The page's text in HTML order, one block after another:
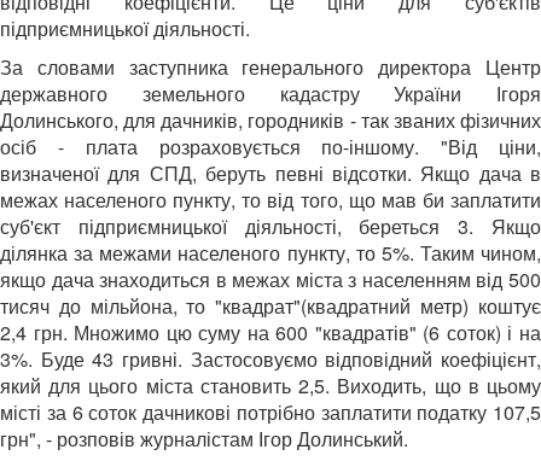
підприємницької діяльності.
За словами заступника генерального директора Центр
державного земельного кадастру України Ігоря
Долинського, для дачників, городників - так званих фізичних
осіб - плата розраховується по-іншому. "Від ціни,
визначеної для СПД, беруть певні відсотки. Якщо дача в
межах населеного пункту, то від того, що мав би заплатити
суб'єкт підприємницької діяльності, береться 3. Якщо
ділянка за межами населеного пункту, то 5%. Таким чином,
якщо дача знаходиться в межах міста з населенням від 500
тисяч до мільйона, то "квадрат"(квадратний метр) коштує
2,4 грн. Множимо цю суму на 600 "квадратів" (6 соток) і на
3%. Буде 43 гривні. Застосовуємо відповідний коефіцієнт,
який для цього міста становить 2,5. Виходить, що в цьому
місті за 6 соток дачникові потрібно заплатити податку 107,5
грн", - розповів журналістам Ігор Долинський.